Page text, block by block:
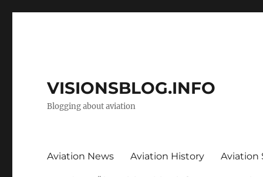
VISIONSBLOG.INFO
Blogging about aviation
Aviation News Aviation History Aviation